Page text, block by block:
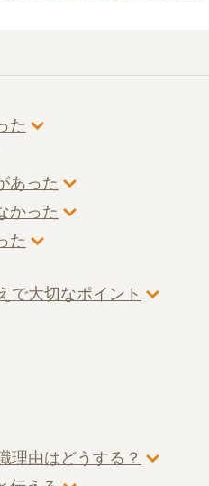
た
あった
かった
た
大切なポイント
由はどうする？